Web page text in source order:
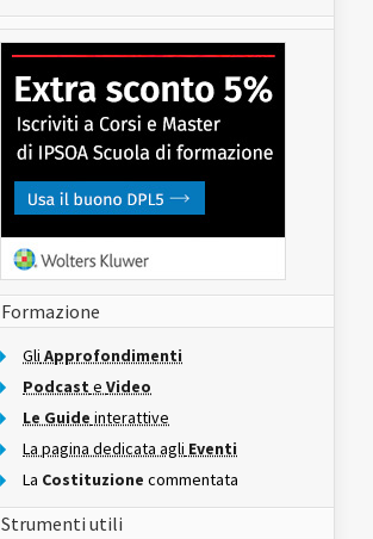
Formazione
Gli Approfondimenti
Podcast e Video
Le Guide interattive
La pagina dedicata agli Eventi
La Costituzione commentata
Strumenti utili